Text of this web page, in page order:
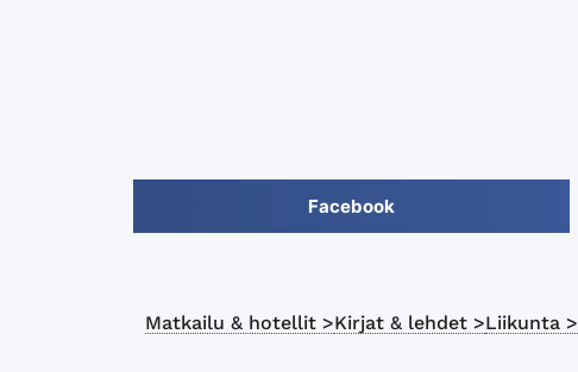
Facebook
Matkailu & hotellit >Kirjat & lehdet >Liikunta >